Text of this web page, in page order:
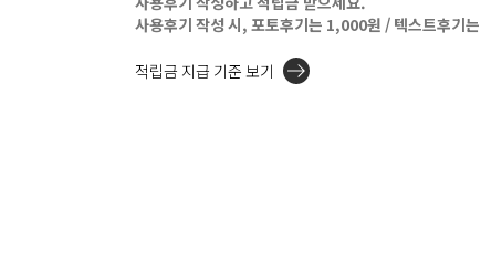
사용후기 작성 시, 포토후기는 1,000원 / 텍스트후기
적립금 지급 기준 보기